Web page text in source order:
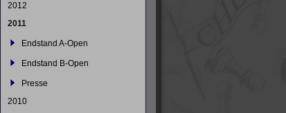
2012
2011
Endstand A-Open
Endstand B-Open
Presse
2010